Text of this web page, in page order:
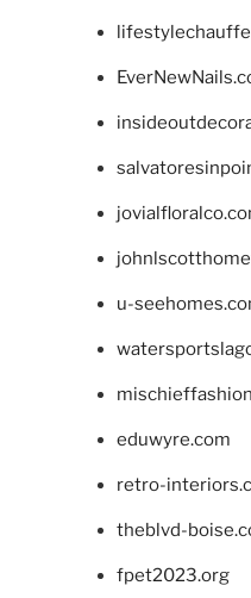
u-
eduwyre.com
retro-
theblvd-
fpet2023.org